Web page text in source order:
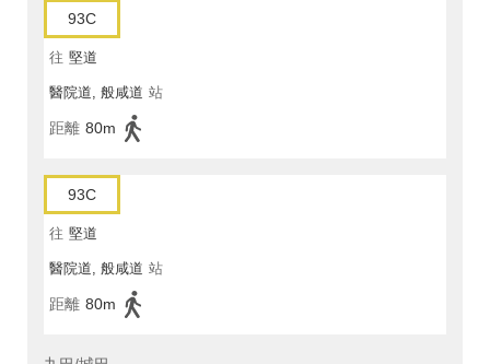
93C
往 堅道
醫院道, 般咸道 站
距離 80m
93C
往 堅道
醫院道, 般咸道 站
距離 80m